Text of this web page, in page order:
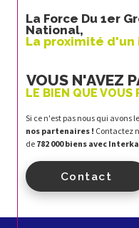
La Force Du 1er Groupement Immobilier
National,
La proximité
VOUS N'AVEZ
LE BIEN QUE VOUS
Si ce n'est pas nous qui avons
nos partenaires ! Contactez
de 782 000 biens avec
Contact